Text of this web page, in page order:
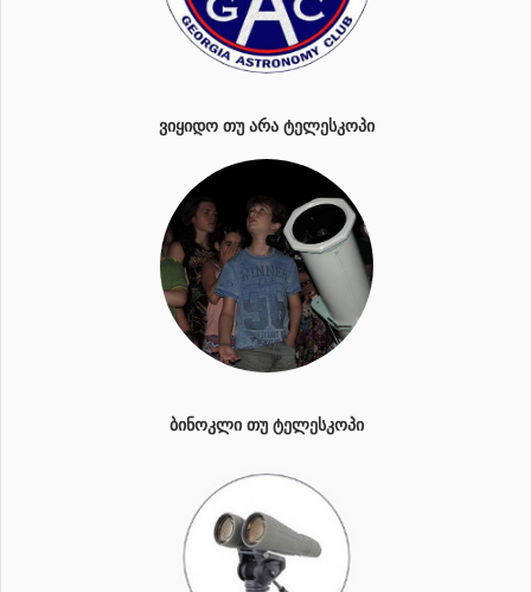
ᲕᲘᲧᲘᲓᲝ ᲗᲣ ᲐᲠᲐ ᲢᲔᲚᲔᲡᲙᲝᲞᲘ
ᲑᲘᲜᲝᲙᲚᲘ ᲗᲣ ᲢᲔᲚᲔᲡᲙᲝᲞᲘ